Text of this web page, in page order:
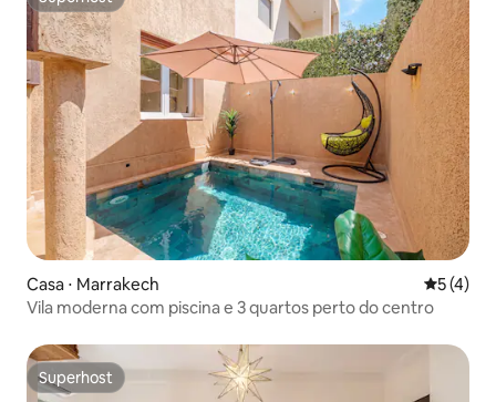
Superhost
Casa ⋅ Marrakech 5 de
5 (4)
Vila moderna com piscina e 3 quartos perto do centro
Superhost
Superhost